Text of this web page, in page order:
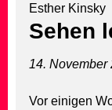
Esther Kinsky
Sehen
14. November
Vor einigen